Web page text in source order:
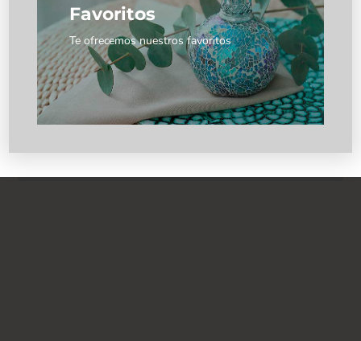
Ver
Favoritos
Te ofrecemos nuestros favoritos